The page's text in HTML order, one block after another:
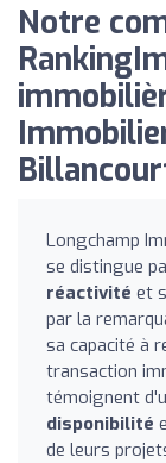
Notre
Longchamp
se distingue
réactivité et
par la
sa capacité à
transaction
témoignent
disponibilité
de leurs